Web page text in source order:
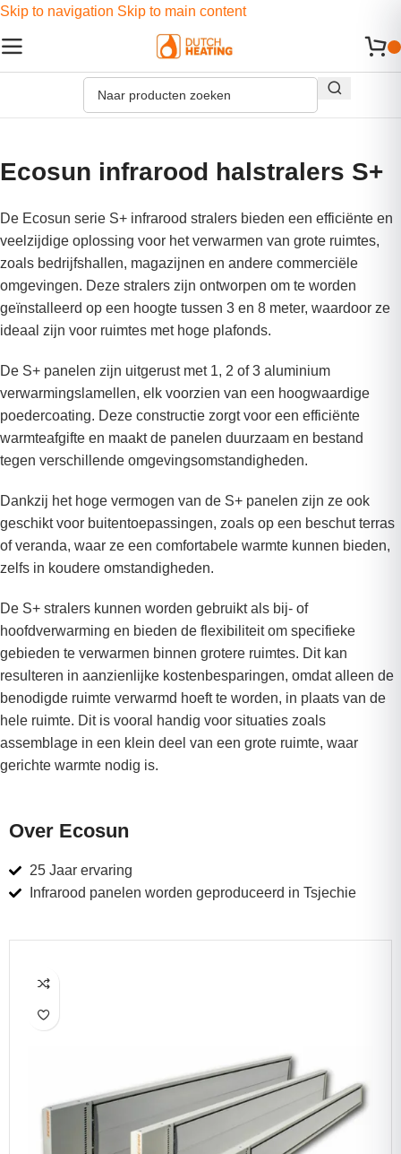
Skip to navigation Skip to main content
Ecosun infrarood halstralers S+
De Ecosun serie S+ infrarood stralers bieden een efficiënte en
veelzijdige oplossing voor het verwarmen van grote ruimtes,
zoals bedrijfshallen, magazijnen en andere commerciële
omgevingen. Deze stralers zijn ontworpen om te worden
geïnstalleerd op een hoogte tussen 3 en 8 meter, waardoor ze
ideaal zijn voor ruimtes met hoge plafonds.
De S+ panelen zijn uitgerust met 1, 2 of 3 aluminium
verwarmingslamellen, elk voorzien van een hoogwaardige
poedercoating. Deze constructie zorgt voor een efficiënte
warmteafgifte en maakt de panelen duurzaam en bestand
tegen verschillende omgevingsomstandigheden.
Dankzij het hoge vermogen van de S+ panelen zijn ze ook
geschikt voor buitentoepassingen, zoals op een beschut terras
of veranda, waar ze een comfortabele warmte kunnen bieden,
zelfs in koudere omstandigheden.
De S+ stralers kunnen worden gebruikt als bij- of
hoofdverwarming en bieden de flexibiliteit om specifieke
gebieden te verwarmen binnen grotere ruimtes. Dit kan
resulteren in aanzienlijke kostenbesparingen, omdat alleen de
benodigde ruimte verwarmd hoeft te worden, in plaats van de
hele ruimte. Dit is vooral handig voor situaties zoals
assemblage in een klein deel van een grote ruimte, waar
gerichte warmte nodig is.
Over Ecosun
25 Jaar ervaring
Infrarood panelen worden geproduceerd in Tsjechie